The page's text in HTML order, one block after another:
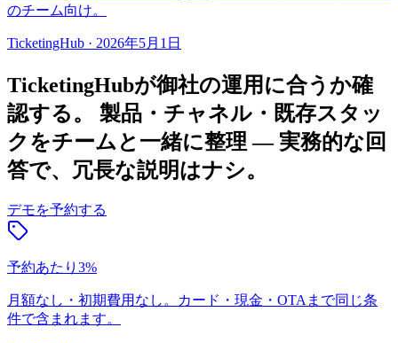
のチーム向け。
TicketingHub · 2026年5月1日
TicketingHubが御社の運用に合うか確
認する。
製品・チャネル・既存スタッ
クをチームと一緒に整理 — 実務的な回
答で、冗長な説明はナシ。
デモを予約する
予約あたり3%
月額なし・初期費用なし。カード・現金・OTAまで同じ条
件で含まれます。